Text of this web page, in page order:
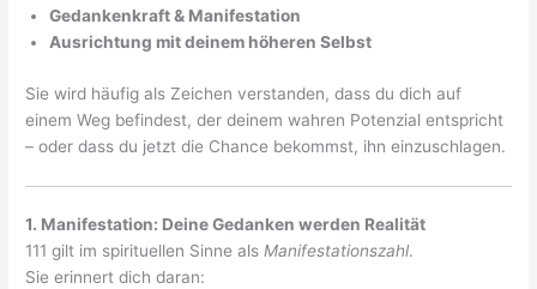
Gedankenkraft & Manifestation
Ausrichtung mit deinem höheren Selbst
Sie wird häufig als Zeichen verstanden, dass du dich auf
einem Weg befindest, der deinem wahren Potenzial entspricht
– oder dass du jetzt die Chance bekommst, ihn einzuschlagen.
1. Manifestation: Deine Gedanken werden Realität
111 gilt im spirituellen Sinne als Manifestationszahl.
Sie erinnert dich daran: